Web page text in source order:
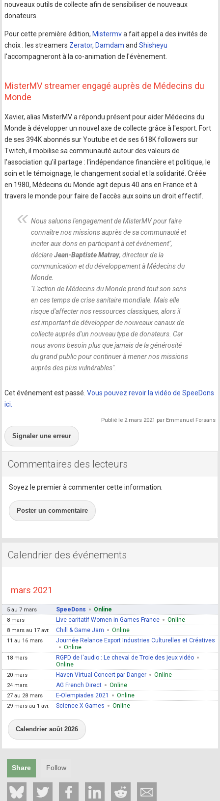
nouveaux outils de collecte afin de sensibiliser de nouveaux
donateurs.
Pour cette première édition, Mistermva fait appel a des invités de
choix : les streamers Zerator, Damdam andShisheyu
l'accompagneront à la co-animation de l'évènement.
MisterMV streamer engagé auprès de Médecins du
Monde
Xavier, alias MisterMV a répondu présent pour aider Médecins du
Monde à développer un nouvel axe de collecte grâce à l'esport. Fort
de ses 394K abonnés sur Youtube et de ses 618K followers sur
Twitch, il mobilise sa communauté autour des valeurs de
l'association qu'il partage : l'indépendance financière et politique, le
soin et le témoignage, le changement social et la solidarité. Créée
en 1980, Médecins du Monde agit depuis 40 ans en France et à
travers le monde pour faire de l'accès aux soins un droit effectif.
Nous saluons l'engagement de MisterMV pour faire
connaître nos missions auprès de sa communauté et
inciter aux dons en participant à cet événement",
déclareJean-Baptiste Matray, directeur de la
communication et du développement à Médecins du
Monde.
"L'action de Médecins du Monde prend tout son sens
en ces temps de crise sanitaire mondiale. Mais elle
risque d'affecter nos ressources classiques, alors il
est important de développer de nouveaux canaux de
collecte auprès d'un nouveau type de donateurs. Car
nous avons besoin plus que jamais de la générosité
du grand public pour continuer à mener nos missions
auprès des plus vulnérables".
Cet événement est passé.Vous pouvez revoir la vidéo de SpeeDons
ici.
Publié le 2 mars 2021 par Emmanuel Forsans
Signaler une erreur
Commentaires des lecteurs
Soyez le premier à commenter cette information.
Poster un commentaire
Calendrier des événements
mars 2021
5 au 7 mars SpeeDons Online
8 mars Live caritatif Women in Games France Online
8 mars au 17 avr. Chill & Game Jam Online
11 au 16 mars
Journée Relance Export Industries Culturelles et Créatives
Online
18 mars
RGPD de l'audio : Le cheval de Troie des jeux vidéo
Online
20 mars Haven Virtual Concert par Danger Online
24 mars AG French Direct Online
27 au 28 mars E-Olempiades 2021 Online
29 mars au 1 avr. Science X Games Online
Calendrier août 2026
Share Follow